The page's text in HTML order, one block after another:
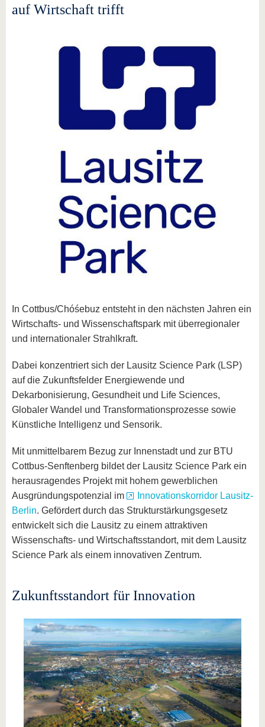
auf Wirtschaft trifft
In Cottbus/Chóśebuz entsteht in den nächsten Jahren ein
Wirtschafts- und Wissenschaftspark mit überregionaler
und internationaler Strahlkraft.
Dabei konzentriert sich der Lausitz Science Park (LSP)
auf die Zukunftsfelder Energiewende und
Dekarbonisierung, Gesundheit und Life Sciences,
Globaler Wandel und Transformationsprozesse sowie
Künstliche Intelligenz und Sensorik.
Mit unmittelbarem Bezug zur Innenstadt und zur BTU
Cottbus-Senftenberg bildet der Lausitz Science Park ein
herausragendes Projekt mit hohem gewerblichen
Ausgründungspotenzial im
Innovationskorridor Lausitz-
Berlin. Gefördert durch das Strukturstärkungsgesetz
entwickelt sich die Lausitz zu einem attraktiven
Wissenschafts- und Wirtschaftsstandort, mit dem Lausitz
Science Park als einem innovativen Zentrum.
Zukunftsstandort für Innovation